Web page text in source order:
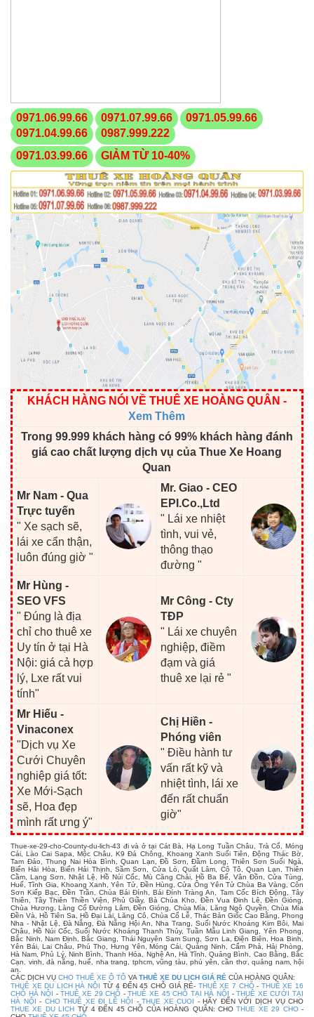
0971.06.99.66 0971.07.99.66
0971.05.99.66
0971.04.99.66
0987.999.222
0971.03.99.66
GIẢM TỪ 10-40%
KHÁCH HÀNG NÓI VỀ THUÊ XE HOÀNG QUÂN -
Xem Thêm
Trong 99.999 khách hàng có 99% khách hàng đánh
giá cao chất lượng dịch vụ của Thue Xe Hoang
Quan
Mr Nam - Qua
Trực tuyến
" Xe sạch sẽ,
lái xe cẩn thận,
luôn đúng giờ "
Mr. Giao - CEO
EPI.Co.,Ltd
" Lái xe nhiệt
tình, vui vẻ,
thông thạo
đường "
Mr Hùng -
SEO VFS
" Đúng là địa
chỉ cho thuê xe
Uy tín ở tại Hà
Nội: giá cả hợp
lý, Lxe rất vui
tính"
Mr Công - Cty
TĐP
" Lái xe chuyên
nghiệp, điềm
đạm và giá
thuê xe lại rẻ "
Mr Hiếu -
Vinaconex
"Dịch vụ Xe
Cưới Chuyên
nghiệp giá tốt:
Xe Mới-Sạch
sẽ, Hoa đẹp
mình rất ưng ý"
Chị Hiền -
Phóng viên
" Điều hành tư
vấn rất kỹ và
nhiệt tình, lái xe
đến rất chuẩn
giờ"
Thue-xe-29-cho-County-du-lich-43 đi và ở tại Cát Bà, Hạ Long Tuần Châu, Trà Cổ, Móng
Cái, Lào Cai Sapa, Mộc Châu, K9 Đá Chông, Khoang Xanh Suối Tiên, Động Thác Bờ,
Tam Đảo, Thung Nai Hòa Bình, Quan Lạn, Đồ Sơn, Đầm Long, Thiên Sơn Suối Ngà,
Biển Hải Hòa, Biển Hải Thịnh, Sầm Sơn, Cửa Lò, Quất Lâm, Cô Tô, Quan Lạn, Thiên
Cầm, Lạng Sơn, Nhật Lệ, Hồ Núi Cốc, Mù Căng Chải, Hồ Ba Bể, Vân Đồn, Cửa Tùng,
Huế, Tĩnh Gia, Khoang Xanh, Yên Tử, Đền Hùng, Cửa Ông Yên Tử Chùa Ba Vàng, Côn
Sơn Kiếp Bạc, Đền Trần, Chùa Bái Đính, Bái Đính Tràng An, Tam Cốc Bích Động, Tây
Thiên, Tây Thiên Thiền Viện, Phủ Giầy, Bà Chúa Kho, Đền Vua Đinh Lê, Đền Gióng,
Chùa Hương, Làng Cổ Đường Lâm, Đền Gióng, Chùa Mía, Lăng Ngô Quyền, Chùa Mía
Đền Và, Hồ Tiên Sa, Hồ Đại Lải, Lăng Cô, Chùa Cổ Lễ, Thác Bản Giốc Cao Bằng, Phong
Nha - Nhật Lệ, Đà Nẵng, Đà Nẵng Hội An, Nha Trang, Suối Nước Khoáng Kim Bôi, Mai
Châu, Hồ Núi Cốc, Suối Nước Khoáng Thanh Thủy, Tuần Mẫu Linh Giang, Yên Phong,
Bắc Ninh, Nam Định, Bắc Giang, Thái Nguyên Sam Sung, Sơn La, Điện Biên, Hoa Binh,
Yên Bái, Lai Châu, Phú Thọ, Hưng Yên, Móng Cái, Quảng Ninh, Cẩm Phả, Hải Phòng,
Hà Nam, Phủ Lý, Ninh Bình, Thanh Hóa, Nghệ An, Hà Tĩnh, Quảng Bình, Cao Bằng, Bắc
Cạn, vinh, đà nẵng, huế, nha trang, tphcm, vũng tàu, phú yên, cần thơ, quảng nam, hội
an.
CÁC DỊCH VỤ CHO THUÊ XE Ô TÔ VA THUÊ XE DU LỊCH GIÁ RẺ CỦA HOÀNG QUÂN:
THUÊ XE DU LỊCH HÀ NỘI TỪ 4 ĐẾN 45 CHỖ GIÁ RẺ- THUÊ XE 7 CHỖ- THUÊ XE 16
CHỖ HÀ NỘI -THUÊ XE 29 CHỖ -THUÊ XE 45 CHỖ TẠI HÀ NỘI -THUÊ XE CƯỚI TẠI
HÀ NỘI - CHO THUÊ XE ĐI LỄ HỘI -THUE XE CUOI - HÃY ĐẾN VỚI DỊCH VỤ CHO
THUE XE DU LICH TỪ 4 ĐẾN 45 CHỖ CỦA HOÀNG QUÂN: CHOTHUE XE 29 CHO-